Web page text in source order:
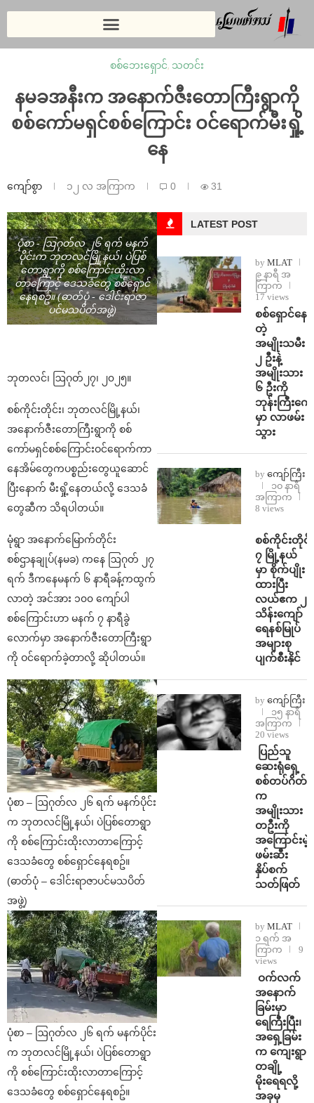
စစ်ဘေးရှောင်, သတင်း
နမခအနီးက အနောက်ဇီးတောကြီးရွာကို
စစ်ကော်မရှင်စစ်ကြောင်း ဝင်ရောက်မီးရှို့
နေ
ကျော်စွာ ၁၂ လ အကြာက 0 31
ပုံစာ - ဩဂုတ်လ ၂၆ ရက် မနက်
ပိုင်းက ဘုတလင်မြို့နယ်၊ ပဲပြစ်
တောရွာကို စစ်ကြောင်းထိုးလာ
တာကြောင့် ဒေသခံတွေ စစ်ရှောင်
နေရစဥ်။ (ဓာတ်ပုံ - ဒေါင်းရာဇာ
ပင်မသပိတ်အဖွဲ့)
ဘုတလင်၊ ဩဂုတ်၂၇၊ ၂၀၂၅။
စစ်ကိုင်းတိုင်း၊ ဘုတလင်မြို့နယ်၊
အနောက်ဇီးတောကြီးရွာကို စစ်
ကော်မရှင်စစ်ကြောင်းဝင်ရောက်ကာ
နေအိမ်တွေကပစ္စည်းတွေယူဆောင်
ပြီးနောက် မီးရှို့နေတယ်လို့ ဒေသခံ
တွေဆီက သိရပါတယ်။
မုံရွာ အနောက်မြောက်တိုင်း
စစ်ဌာနချုပ်(နမခ) ကနေ ဩဂုတ် ၂၇
ရက် ဒီကနေမနက် ၆ နာရီခန့်ကထွက်
လာတဲ့ အင်အား ၁၀၀ ကျော်ပါ
စစ်ကြောင်းဟာ မနက် ၇ နာရီခွဲ
လောက်မှာ အနောက်ဇီးတောကြီးရွာ
ကို ဝင်ရောက်ခဲ့တာလို့ ဆိုပါတယ်။
ပုံစာ – ဩဂုတ်လ ၂၆ ရက် မနက်ပိုင်း
က ဘုတလင်မြို့နယ်၊ ပဲပြစ်တောရွာ
ကို စစ်ကြောင်းထိုးလာတာကြောင့်
ဒေသခံတွေ စစ်ရှောင်နေရစဥ်။
(ဓာတ်ပုံ – ဒေါင်းရာဇာပင်မသပိတ်
အဖွဲ့)
ပုံစာ – ဩဂုတ်လ ၂၆ ရက် မနက်ပိုင်း
က ဘုတလင်မြို့နယ်၊ ပဲပြစ်တောရွာ
ကို စစ်ကြောင်းထိုးလာတာကြောင့်
ဒေသခံတွေ စစ်ရှောင်နေရစဥ်။
LATEST POST
by MLAT
၉ နာရီ အ
ကြာက
17 views
⁨စစ်ရှောင်နေ
တဲ့
အမျိုးသမီး
၂ ဦးနဲ့
အမျိုးသား
၆ ဦးကို
ဘုန်းကြီးကျ
မှာ လာဖမ်း
သွား
by ကျော်ကြီး
၁၀ နာရီ
အကြာက
8 views
⁨စစ်ကိုင်းတိုင်း
၇ မြို့နယ်
မှာ စိုက်ပျိုး
ထားပြီး
လယ်ဧက ၂
သိန်း​ကျော်
ရေနစ်မြုပ်
အများစု
ပျက်စီးနိုင်
by ကျော်ကြီး
၁၅ နာရီ
အကြာက
20 views
⁩ ⁨ပြည်သူ
ဆေးရုံရှေ့
စစ်တပ်ဂိတ်
က
အမျိုးသား
တဦးကို
အကြောင်းမဲ့
ဖမ်းဆီး
နှိပ်စက်
သတ်ဖြတ်
by MLAT
၁ ရက် အ
ကြာက
9
views
⁩ ⁨ဝက်လက်
အနောက်
ခြမ်းမှာ
ရေကြီးပြီး၊
အရှေ့ခြမ်း
က ကျေးရွာ
တချို့
မိုးရေရလို့
အခုမှ